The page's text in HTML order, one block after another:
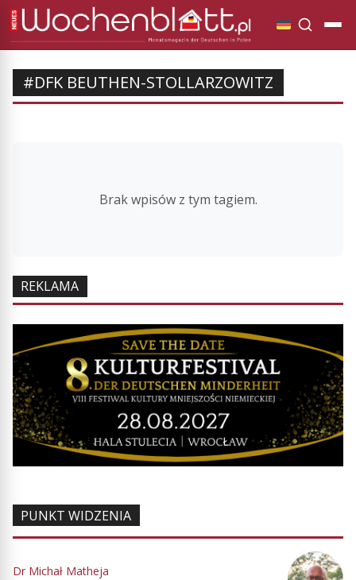
#DFK BEUTHEN-STOLLARZOWITZ
Brak wpisów z tym tagiem.
REKLAMA
PUNKT WIDZENIA
Dr Michał Matheja